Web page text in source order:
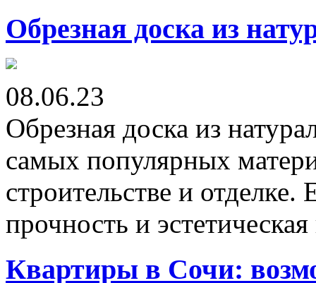
Обрезная доска из
08.06.23
Обрезная доска из
самых популярных
строительстве и
прочность и
Квартиры в Сочи: